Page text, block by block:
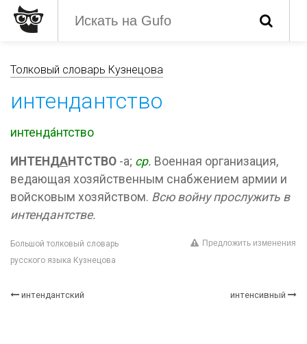
Толковый словарь Кузнецова
интендантство
интенда́нтство
ИНТЕНДАНТСТВО -а; ср. Военная организация,
ведающая хозяйственным снабжением армии и
войсковым хозяйством. Всю войну прослужить в
интендантстве.
Большой толковый словарь
русского языка Кузнецова
Предложить изменения
интендантский интенсивный